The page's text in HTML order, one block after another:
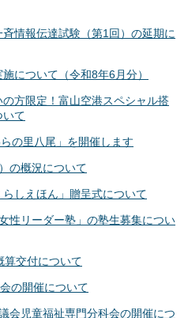
情報伝達試験（第1回）の延期に
について（令和8年6月分）
の方限定！富山空港スペシャル搭
いて
の里八尾」を開催します
の概況について
しえほん」贈呈式について
性リーダー塾」の塾生募集につい
算交付について
の開催について
会児童福祉専門分科会の開催につ